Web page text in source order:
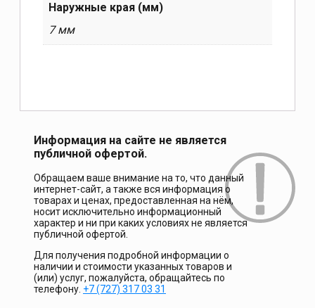
Наружные края (мм)
7 мм
Информация на сайте не является
публичной офертой.
Обращаем ваше внимание на то, что данный
интернет-сайт, а также вся информация о
товарах и ценах, предоставленная на нём,
носит исключительно информационный
характер и ни при каких условиях не является
публичной офертой.
Для получения подробной информации о
наличии и стоимости указанных товаров и
(или) услуг, пожалуйста, обращайтесь по
телефону. +7 (727) 317 03 31